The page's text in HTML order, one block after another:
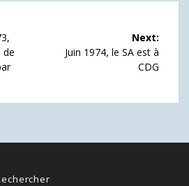
de
Next:
Next
Juin 1974, le SA est à
CDG